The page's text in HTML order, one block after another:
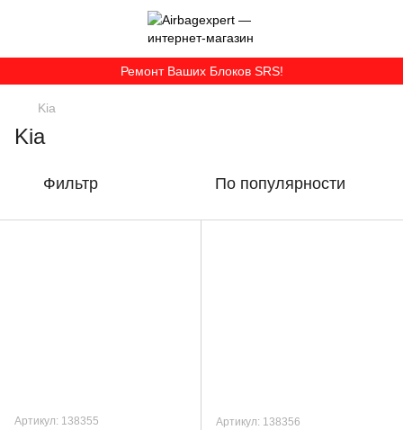
Ремонт Ваших Блоков SRS!
Kia
Kia
Фильтр По популярности
Артикул: 138355 Артикул: 138356